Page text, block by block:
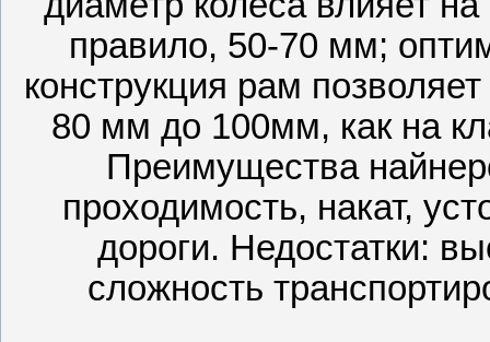
правило, 50-70 мм;
конструкция рам
80 мм до 100мм, как на
Преимущества
проходимость, накат,
дороги. Недостатки:
сложность